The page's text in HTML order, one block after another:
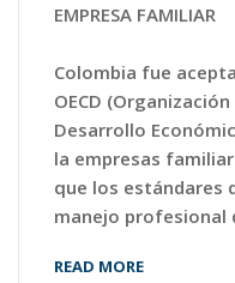
EMPRESA FAMILIAR
Colombia fue
OECD
Desarrollo
la empresas
que los estándares
manejo profesional
READ MORE